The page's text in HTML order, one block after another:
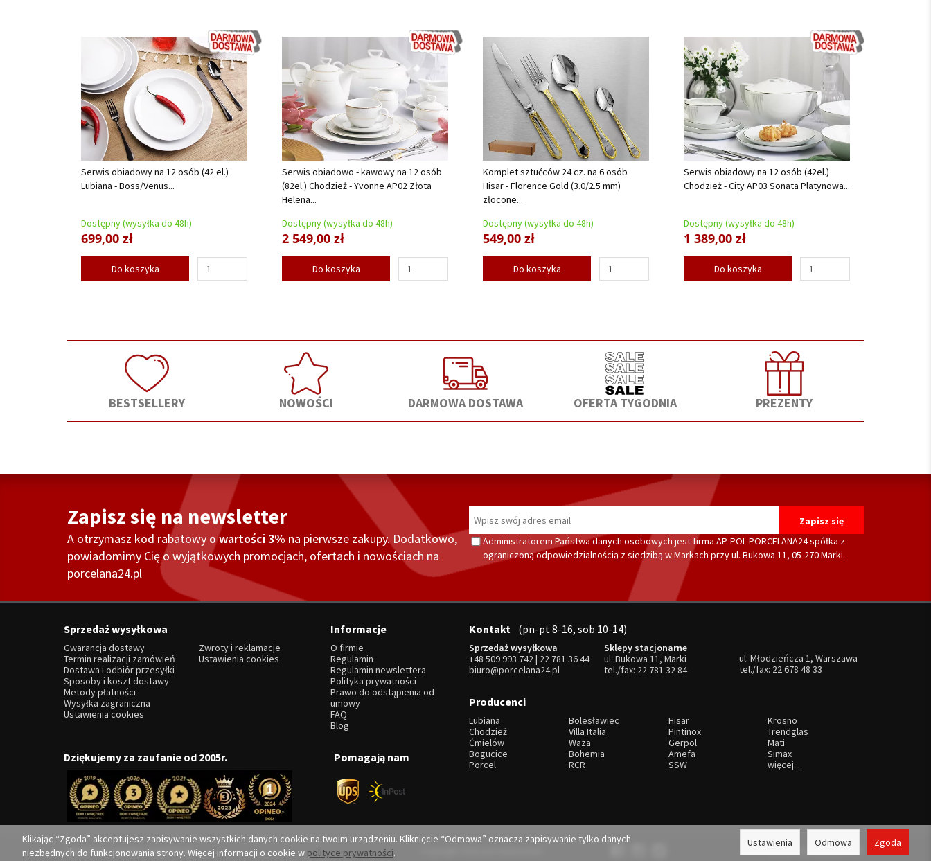
Serwis obiadowy na 12 osób (42 el.)
Lubiana - Boss/Venus...
Dostępny (wysyłka do 48h)
699,00 zł
Do koszyka
Serwis obiadowo - kawowy na 12 osób
(82el.) Chodzież - Yvonne AP02 Złota
Helena...
Dostępny (wysyłka do 48h)
2 549,00 zł
Do koszyka
Komplet sztućców 24 cz. na 6 osób
Hisar - Florence Gold (3.0/2.5 mm)
złocone...
Dostępny (wysyłka do 48h)
549,00 zł
Do koszyka
Serwis obiadowy na 12 osób (42el.)
Chodzież - City AP03 Sonata Platynowa...
Dostępny (wysyłka do 48h)
1 389,00 zł
Do koszyka
BESTSELLERY NOWOŚCI DARMOWA DOSTAWA OFERTA TYGODNIA PREZENTY
Zapisz się na newsletter
A otrzymasz kod rabatowy o wartości 3% na pierwsze zakupy. Dodatkowo,
powiadomimy Cię o wyjątkowych promocjach, ofertach i nowościach na
porcelana24.pl
Administratorem Państwa danych osobowych jest firma AP-POL PORCELANA24 spółka z
ograniczoną odpowiedzialnością z siedzibą w Markach przy ul. Bukowa 11, 05-270 Marki.
Sprzedaż wysyłkowa
Gwarancja dostawy
Termin realizacji zamówień
Dostawa i odbiór przesyłki
Sposoby i koszt dostawy
Metody płatności
Wysyłka zagraniczna
Ustawienia cookies
Zwroty i reklamacje
Ustawienia cookies
Informacje
O firmie
Regulamin
Regulamin newslettera
Polityka prywatności
Prawo do odstąpienia od
umowy
FAQ
Blog
Kontakt (pn-pt 8-16, sob 10-14)
Sprzedaż wysyłkowa
+48 509 993 742| 22 781 36 44
biuro@porcelana24.pl
Sklepy stacjonarne
ul. Bukowa 11, Marki
tel./fax: 22 781 32 84
ul. Młodzieńcza 1, Warszawa
tel./fax: 22 678 48 33
Producenci
Lubiana Bolesławiec Hisar
Krosno
Chodzież
Villa Italia Pintinox
Trendglas
Ćmielów
Waza Gerpol
Mati
Bogucice
Bohemia Amefa
Simax
Porcel
RCR SSW więcej...
Dziękujemy za zaufanie od 2005r. Pomagają nam
Realizacja i opieka:Convertis.pl
Klikając “Zgoda” akceptujesz zapisywanie wszystkich danych cookie na twoim urządzeniu. Kliknięcie “Odmowa” oznacza zapisywanie tylko danych
niezbędnych do funkcjonowania strony. Więcej informacji o cookie w polityce prywatności.
Ustawienia Odmowa Zgoda